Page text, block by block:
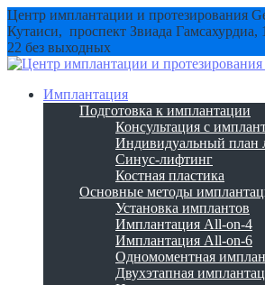
Центр имплантации и протезирования
Кутаиси, проспект Звиада Гамсахурдиа,
22 без выходных
Имплантация
Подготовка к имплантации
Консультация с
Индивидуальный план
Синус-лифтинг
Костная пластика
Основные методы
Установка имплантов
Имплантация All-on-4
Имплантация All-on-6
Одномоментная
Двухэтапная